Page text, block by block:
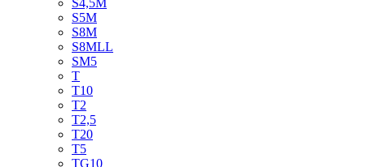
S4,5M
S5M
S8M
S8MLL
SM5
T
T10
T2
T2,5
T20
T5
TG10